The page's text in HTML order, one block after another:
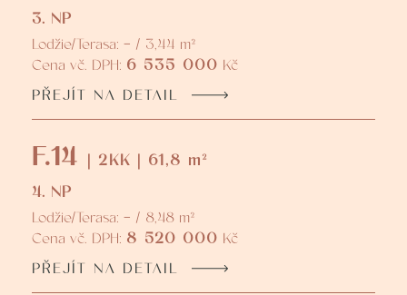
3. NP
Lodžie/Terasa: - / 3,44 m²
Cena vč. DPH: 6 535 000 Kč
PŘEJÍT NA DETAIL
F.14 | 2KK | 61,8 m²
4. NP
Lodžie/Terasa: - / 8,48 m²
Cena vč. DPH: 8 520 000 Kč
PŘEJÍT NA DETAIL